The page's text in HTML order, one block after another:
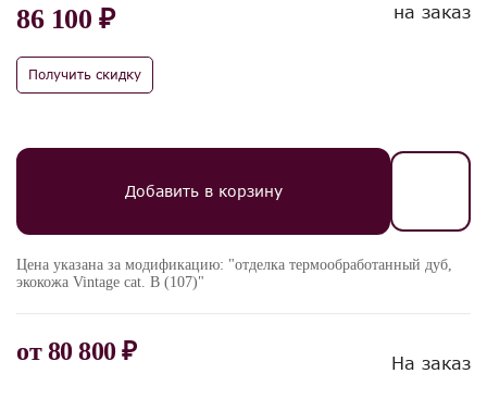
86 100 ₽
Получить скидку
на заказ
Добавить в корзину
Цена указана за модификацию: "отделка термообработанный дуб,
экокожа Vintage cat. B (107)"
от80 800 ₽ На заказ